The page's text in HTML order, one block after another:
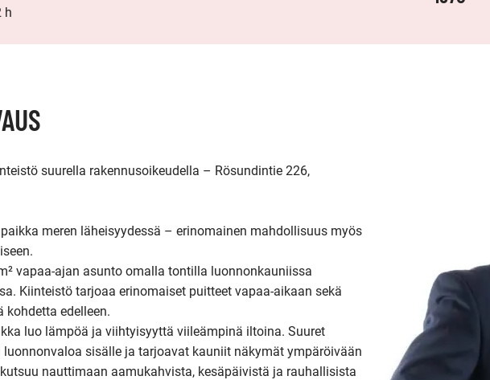
h
suurella rakennusoikeudella – Rösundintie 226,
meren läheisyydessä – erinomainen mahdollisuus myös
vapaa-ajan asunto omalla tontilla luonnonkauniissa
Kiinteistö tarjoaa erinomaiset puitteet vapaa-aikaan sekä
kohdetta edelleen.
luo lämpöä ja viihtyisyyttä viileämpinä iltoina. Suuret
sisälle ja tarjoavat kauniit näkymät ympäröivään
nauttimaan aamukahvista, kesäpäivistä ja rauhallisista